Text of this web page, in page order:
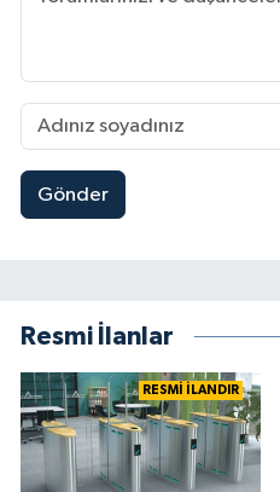
Gönder
Resmi İlanlar
RESMİ İLANDIR